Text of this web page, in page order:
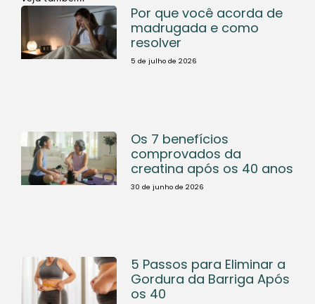
Por que você acorda de
madrugada e como
resolver
5 de julho de 2026
Os 7 benefícios
comprovados da
creatina após os 40 anos
30 de junho de 2026
5 Passos para Eliminar a
Gordura da Barriga Após
os 40